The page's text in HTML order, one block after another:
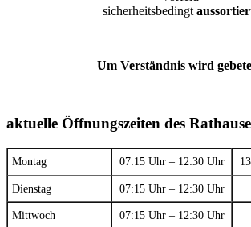
sicherheitsbedingt
Um Verständnis wird
aktuelle Öffnungszeiten des
Montag 07:15 Uhr – 12:30 Uhr
Dienstag 07:15 Uhr – 12:30 Uhr
Mittwoch 07:15 Uhr – 12:30 Uhr